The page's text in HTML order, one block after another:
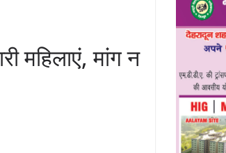
महिलाएं, मांग न